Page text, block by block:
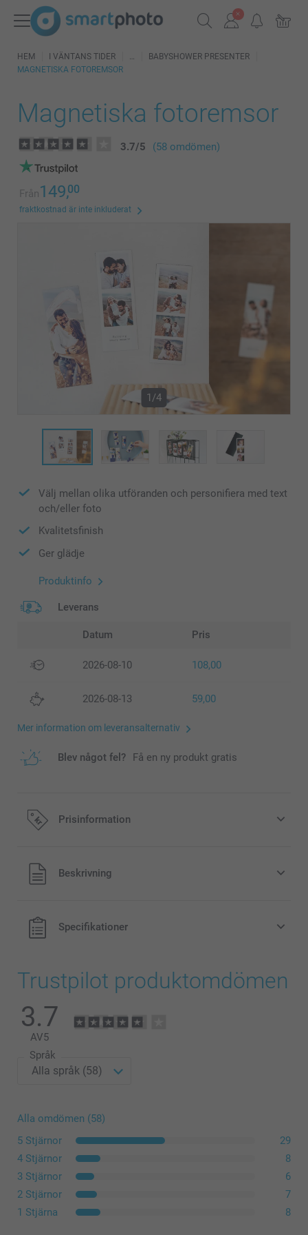
HEM I VÄNTANS TIDER
BABYSHOWER PRESENTER
MAGNETISKA FOTOREMSOR
Magnetiska fotoremsor
3.7/5 (58 omdömen)
Från149,00
fraktkostnad är inte inkluderat
1/4
Välj mellan olika utföranden och personifiera med text
och/eller foto
Kvalitetsfinish
Ger glädje
Produktinfo
Leverans
Datum Pris
2026-08-10 108,00
2026-08-13 59,00
Mer information om leveransalternativ
Blev något fel? Få en ny produkt gratis
Prisinformation
Alla priser är i svenska kronor (SEK), inklusive moms och
exklusive porto.
Beskrivning
Specifikationer
Trustpilot produktomdömen
3.7
AV5
Språk
Alla omdömen (58)
5 Stjärnor
29
4 Stjärnor
8
3 Stjärnor
6
2 Stjärnor
7
1 Stjärna
8